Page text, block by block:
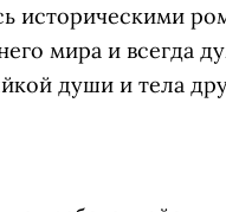
историческими
мира и всегда
души и тела